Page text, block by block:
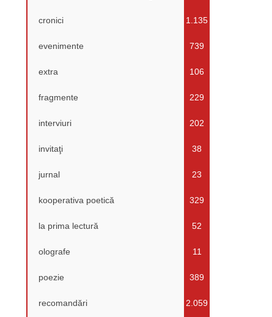
cronici 1.135
evenimente 739
extra 106
fragmente 229
interviuri 202
invitaţi 38
jurnal 23
kooperativa poetică 329
la prima lectură 52
olografe 11
poezie 389
recomandări 2.059